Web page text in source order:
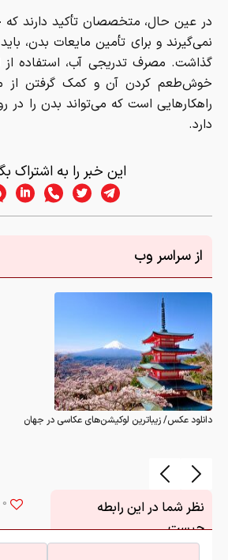
در عین حال، متخصصان تأکید دارند
نمی‌گیرند و برای تأمین مایعات بدن،
گذاشت. مصرف تدریجی آب، استفاده از
خوش‌طعم کردن آن و کمک گرفتن از
راهکارهایی است که می‌تواند بدن را در
دارد.
این خبر را به اشتراک
از سراسر وب
دانلود عکس/ زیباترین لوکیشن‌های عکاسی در جهان
0
نظر شما در این رابطه
چیست